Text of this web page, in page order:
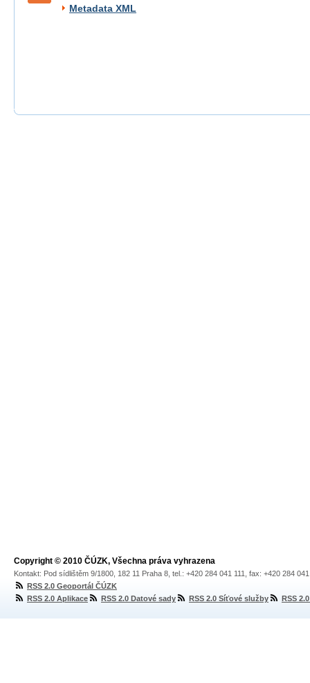
Metadata XML
Copyright © 2010 ČÚZK, Všechna práva vyhrazena
Kontakt: Pod sídlištěm 9/1800, 182 11 Praha 8, tel.: +420 284 041 111, fax: +420 284
RSS 2.0 Geoportál ČÚZK
RSS 2.0 Aplikace
RSS 2.0 Datové sady RSS 2.0 Síťové služby RSS